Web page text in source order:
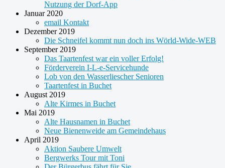
Nutzung der Dorf-App
Januar 2020
email Kontakt
Dezember 2019
Die Schneifel kommt nun doch ins Wörld-Wide-WEB
September 2019
Das Taartenfest war ein voller Erfolg!
Förderverein I-L-e-Servicehunde
Lob von den Wasserliescher Senioren
Taartenfest in Buchet
August 2019
Alte Kirmes in Buchet
Mai 2019
Alte Hausnamen in Buchet
Neue Bienenweide am Gemeindehaus
April 2019
Aktion Saubere Umwelt
Bergwerks Tour mit Toni